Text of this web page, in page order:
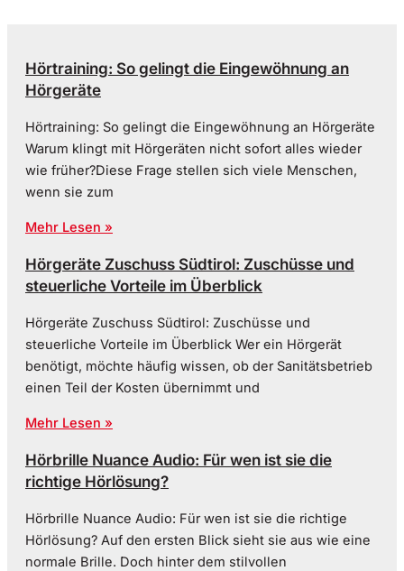
Hörtraining: So gelingt die Eingewöhnung an
Hörgeräte
Hörtraining: So gelingt die Eingewöhnung an Hörgeräte
Warum klingt mit Hörgeräten nicht sofort alles wieder
wie früher?Diese Frage stellen sich viele Menschen,
wenn sie zum
Mehr Lesen »
Hörgeräte Zuschuss Südtirol: Zuschüsse und
steuerliche Vorteile im Überblick
Hörgeräte Zuschuss Südtirol: Zuschüsse und
steuerliche Vorteile im Überblick Wer ein Hörgerät
benötigt, möchte häufig wissen, ob der Sanitätsbetrieb
einen Teil der Kosten übernimmt und
Mehr Lesen »
Hörbrille Nuance Audio: Für wen ist sie die
richtige Hörlösung?
Hörbrille Nuance Audio: Für wen ist sie die richtige
Hörlösung? Auf den ersten Blick sieht sie aus wie eine
normale Brille. Doch hinter dem stilvollen